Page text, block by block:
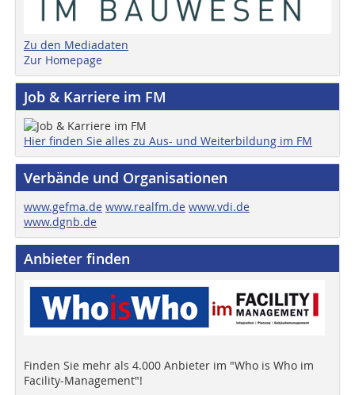
Zu den Mediadaten
Zur Homepage
Job & Karriere im FM
Hier finden Sie alles zu Aus- und Weiterbildung im FM
Verbände und Organisationen
www.gefma.de www.realfm.de www.vdi.de
www.dgnb.de
Anbieter finden
Finden Sie mehr als 4.000 Anbieter im "Who is Who im
Facility-Management"!